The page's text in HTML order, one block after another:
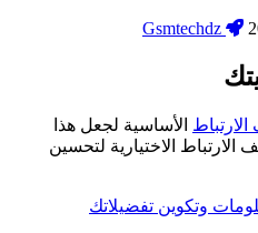
الأساسية لجعل هذا
الاختيارية لتحسين
وتكوين تفضيلاتك